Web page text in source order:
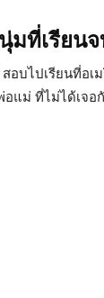
มที่เรียน
อบไปเรียนที่อเ
อแม่ ที่ไม่ได้เจ